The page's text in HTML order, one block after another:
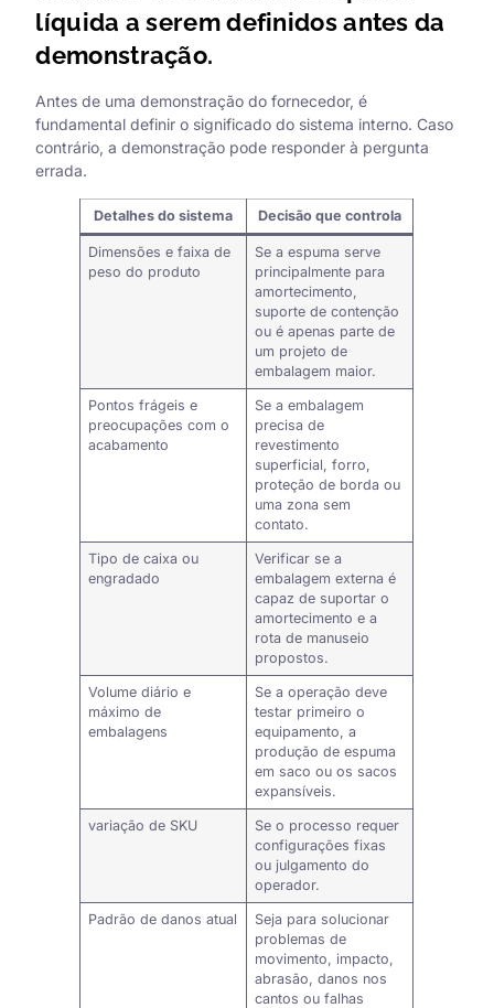
líquida a serem definidos antes da
demonstração.
Antes de uma demonstração do fornecedor, é
fundamental definir o significado do sistema interno. Caso
contrário, a demonstração pode responder à pergunta
errada.
Detalhes do sistema Decisão que controla
Dimensões e faixa de
peso do produto
Se a espuma serve
principalmente para
amortecimento,
suporte de contenção
ou é apenas parte de
um projeto de
embalagem maior.
Pontos frágeis e
preocupações com o
acabamento
Se a embalagem
precisa de
revestimento
superficial, forro,
proteção de borda ou
uma zona sem
contato.
Tipo de caixa ou
engradado
Verificar se a
embalagem externa é
capaz de suportar o
amortecimento e a
rota de manuseio
propostos.
Volume diário e
máximo de
embalagens
Se a operação deve
testar primeiro o
equipamento, a
produção de espuma
em saco ou os sacos
expansíveis.
variação de SKU
Se o processo requer
configurações fixas
ou julgamento do
operador.
Padrão de danos atual
Seja para solucionar
problemas de
movimento, impacto,
abrasão, danos nos
cantos ou falhas